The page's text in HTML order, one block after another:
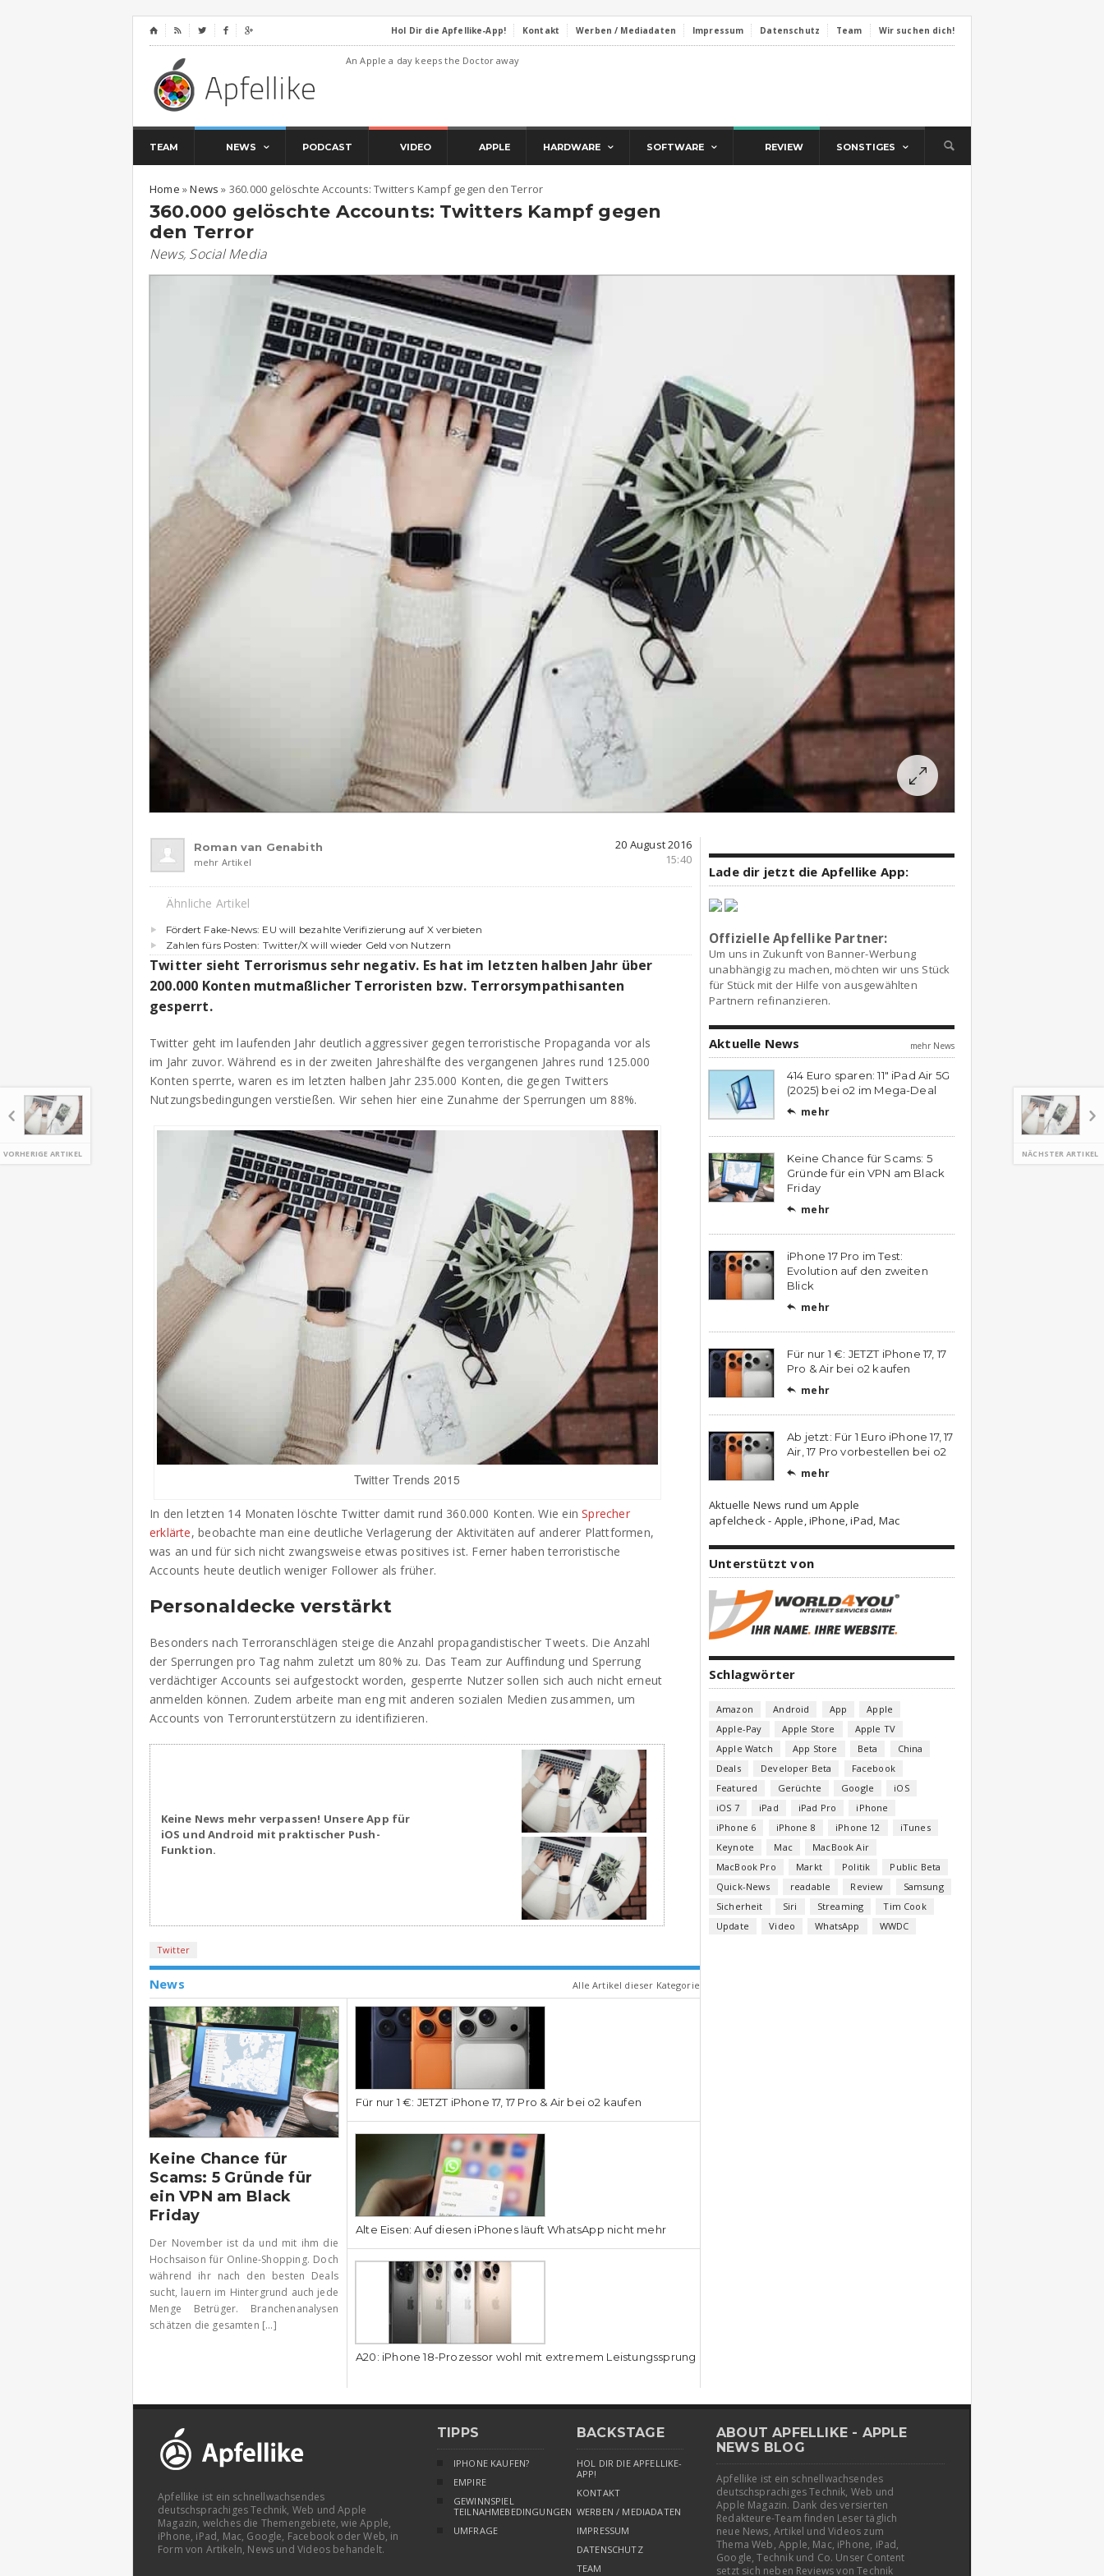
VORHERIGE ARTIKEL NÄCHSTER ARTIKEL
⌂     Hol Dir die Apfellike-App! Kontakt Werben / Mediadaten Impressum Datenschutz Team Wir suchen dich!
An Apple a day keeps the Doctor away
TEAM NEWS PODCAST VIDEO APPLE HARDWARE SOFTWARE REVIEW SONSTIGES
Home »News » 360.000 gelöschte Accounts: Twitters Kampf gegen den Terror
360.000 gelöschte Accounts: Twitters Kampf gegen
den Terror
News, Social Media
Roman van Genabith
mehr Artikel
20 August 2016
15:40
Ähnliche Artikel
Fördert Fake-News: EU will bezahlte Verifizierung auf X verbieten
Zahlen fürs Posten: Twitter/X will wieder Geld von Nutzern
Twitter sieht Terrorismus sehr negativ. Es hat im letzten halben Jahr über
200.000 Konten mutmaßlicher Terroristen bzw. Terrorsympathisanten
gesperrt.
Twitter geht im laufenden Jahr deutlich aggressiver gegen terroristische Propaganda vor als
im Jahr zuvor. Während es in der zweiten Jahreshälfte des vergangenen Jahres rund 125.000
Konten sperrte, waren es im letzten halben Jahr 235.000 Konten, die gegen Twitters
Nutzungsbedingungen verstießen. Wir sehen hier eine Zunahme der Sperrungen um 88%.
Twitter Trends 2015
In den letzten 14 Monaten löschte Twitter damit rund 360.000 Konten. Wie einSprecher
erklärte, beobachte man eine deutliche Verlagerung der Aktivitäten auf anderer Plattformen,
was an und für sich nicht zwangsweise etwas positives ist. Ferner haben terroristische
Accounts heute deutlich weniger Follower als früher.
Personaldecke verstärkt
Besonders nach Terroranschlägen steige die Anzahl propagandistischer Tweets. Die Anzahl
der Sperrungen pro Tag nahm zuletzt um 80% zu. Das Team zur Auffindung und Sperrung
verdächtiger Accounts sei aufgestockt worden, gesperrte Nutzer sollen sich auch nicht erneut
anmelden können. Zudem arbeite man eng mit anderen sozialen Medien zusammen, um
Accounts von Terrorunterstützern zu identifizieren.
Keine News mehr verpassen! Unsere App für
iOS und Android mit praktischer Push-
Funktion.
Twitter
News Alle Artikel dieser Kategorie
Keine Chance für
Scams: 5 Gründe für
ein VPN am Black
Friday
Der November ist da und mit ihm die
Hochsaison für Online-Shopping. Doch
während ihr nach den besten Deals
sucht, lauern im Hintergrund auch jede
Menge Betrüger. Branchenanalysen
schätzen die gesamten [...]
Für nur 1 €: JETZT iPhone 17, 17 Pro & Air bei o2 kaufen
Alte Eisen: Auf diesen iPhones läuft WhatsApp nicht mehr
A20: iPhone 18-Prozessor wohl mit extremem Leistungssprung
Lade dir jetzt die Apfellike App:
Offizielle Apfellike Partner:
Um uns in Zukunft von Banner-Werbung
unabhängig zu machen, möchten wir uns Stück
für Stück mit der Hilfe von ausgewählten
Partnern refinanzieren.
Aktuelle News mehr News
414 Euro sparen: 11″ iPad Air 5G
(2025) bei o2 im Mega-Deal
 mehr
Keine Chance für Scams: 5
Gründe für ein VPN am Black
Friday
 mehr
iPhone 17 Pro im Test:
Evolution auf den zweiten
Blick
 mehr
Für nur 1 €: JETZT iPhone 17, 17
Pro & Air bei o2 kaufen
 mehr
Ab jetzt: Für 1 Euro iPhone 17, 17
Air, 17 Pro vorbestellen bei o2
 mehr
Aktuelle News rund um Apple
apfelcheck - Apple, iPhone, iPad, Mac
Unterstützt von
Schlagwörter
Amazon Android App
Apple
Apple-Pay
Apple Store
Apple TV
Apple Watch
App Store Beta
China
Deals
Developer Beta
Facebook
Featured
Gerüchte Google
iOS
iOS 7
iPad iPad Pro
iPhone
iPhone 6
iPhone 8 iPhone 12
iTunes
Keynote
Mac
MacBook Air
MacBook Pro
Markt Politik
Public Beta
Quick-News
readable Review
Samsung
Sicherheit
Siri Streaming
Tim Cook
Update
Video WhatsApp WWDC
Apfellike ist ein schnellwachsendes
deutschsprachiges Technik, Web und Apple
Magazin, welches die Themengebiete, wie Apple,
iPhone, iPad, Mac, Google, Facebook oder Web, in
Form von Artikeln, News und Videos behandelt.
TIPPS
IPHONE KAUFEN?
EMPIRE
GEWINNSPIEL
TEILNAHMEBEDINGUNGEN
UMFRAGE
BACKSTAGE
HOL DIR DIE APFELLIKE-
APP!
KONTAKT
WERBEN / MEDIADATEN
IMPRESSUM
DATENSCHUTZ
TEAM
ABOUT APFELLIKE - APPLE
NEWS BLOG
Apfellike ist ein schnellwachsendes
deutschsprachiges Technik, Web und
Apple Magazin. Dank des versierten
Redakteure-Team finden Leser täglich
neue News, Artikel und Videos zum
Thema Web, Apple, Mac, iPhone, iPad,
Google, Technik und Co. Unser Content
setzt sich neben Reviews von Technik